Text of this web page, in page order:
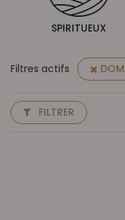
SPIRITUEUX
Filtres actifs
FILTRER